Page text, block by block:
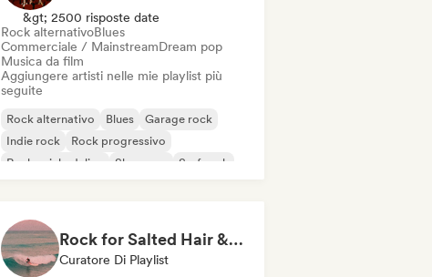
&gt; 2500 risposte date
Rock alternativoBlues
Commerciale / MainstreamDream pop
Musica da film
Aggiungere artisti nelle mie playlist più
seguite
Rock alternativo Blues
Garage rock
Indie rock
Rock progressivo
Rock psichedelico
Shoegaze Surf rock
Rock for Salted Hair & Sandy Toes
Curatore Di Playlist